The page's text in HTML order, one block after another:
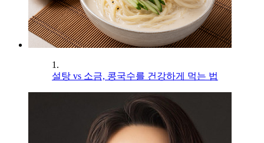
1.
설탕 vs 소금, 콩국수를 건강하게 먹는 법